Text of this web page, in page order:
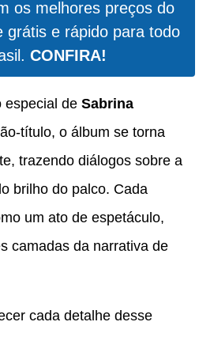
os melhores preços do
grátis e rápido para todo
CONFIRA!
especial de Sabrina
título, o álbum se torna
trazendo diálogos sobre a
brilho do palco. Cada
um ato de espetáculo,
camadas da narrativa de
cada detalhe desse